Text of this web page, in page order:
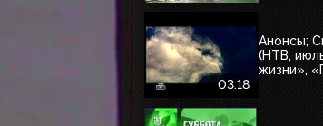
03:18
Анонсы;
(НТВ,
жизни»,